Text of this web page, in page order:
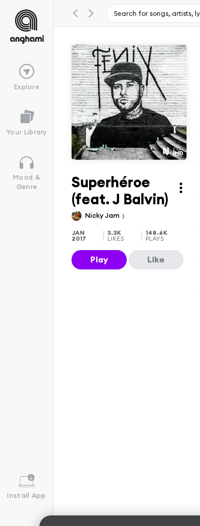
Explore
Your Library
Mood &
Genre
Install App
Superhéroe
(feat. J Balvin)
Nicky Jam
JAN
2017
3.3K
LIKES
148.6K
PLAYS
Play Like